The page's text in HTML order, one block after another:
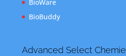
BioWare
BioBuddy
Advanced Select Chemie